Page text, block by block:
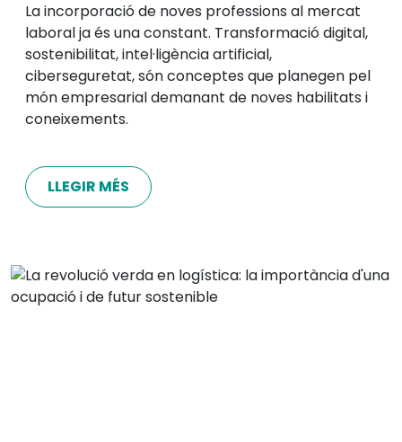
La incorporació de noves professions al mercat
laboral ja és una constant. Transformació digital,
sostenibilitat, intel·ligència artificial,
ciberseguretat, són conceptes que planegen pel
món empresarial demanant de noves habilitats i
coneixements.
LLEGIR MÉS